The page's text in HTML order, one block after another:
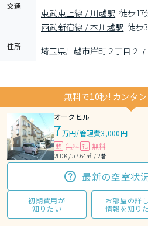
交通
東武東上線 / 川越駅 徒歩17
西武新宿線 / 本川越駅 徒歩
住所 埼玉県川越市岸町２丁目２
無料で10秒! カンタ
オークヒル
7万円/管理費3,000円
敷 無料 礼 無料
2LDK / 57.64㎡ / 2階
最新の空室状
初期費用が
知りたい
お部屋の詳
情報を知り